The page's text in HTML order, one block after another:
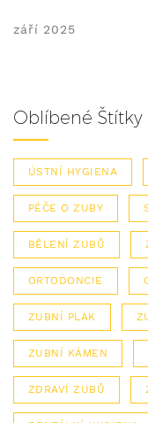
září 2025
Oblíbené Štítky
ÚSTNÍ HYGIENA
PÉČE O ZUBY
BĚLENÍ ZUBŮ
ORTODONCIE
ZUBNÍ PLAK
ZUBNÍ KÁMEN
ZDRAVÍ ZUBŮ